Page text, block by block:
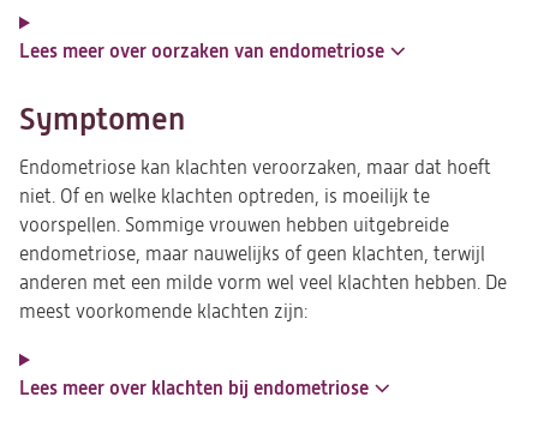
Lees meer over oorzaken van endometriose
Symptomen
Endometriose kan klachten veroorzaken, maar dat hoeft
niet. Of en welke klachten optreden, is moeilijk te
voorspellen. Sommige vrouwen hebben uitgebreide
endometriose, maar nauwelijks of geen klachten, terwijl
anderen met een milde vorm wel veel klachten hebben. De
meest voorkomende klachten zijn:
Lees meer over klachten bij endometriose